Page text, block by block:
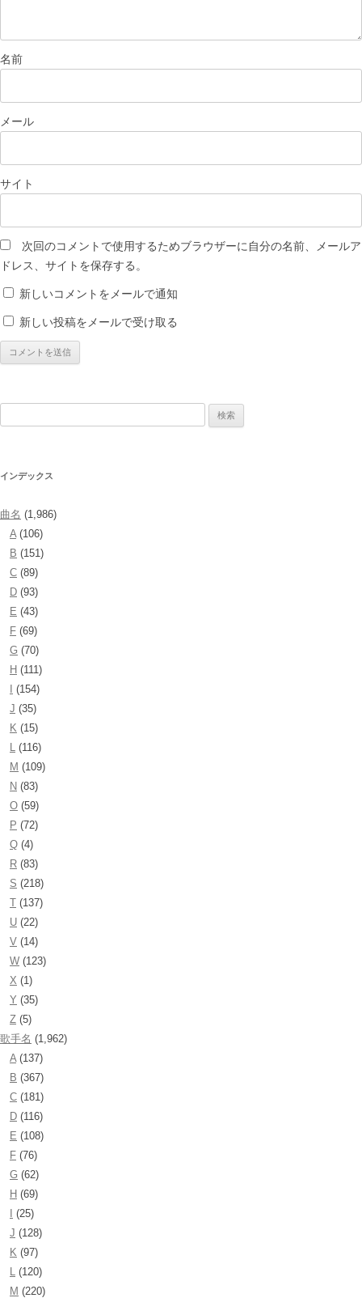
名前
メール
サイト
次回のコメントで使用するためブラウザーに自分の名前、メールア
ドレス、サイトを保存する。
新しいコメントをメールで通知
新しい投稿をメールで受け取る
インデックス
曲名 (1,986)
A(106)
B (151)
C (89)
D (93)
E (43)
F (69)
G (70)
H (111)
(154)
J (35)
K (15)
L (116)
M (109)
N (83)
O (59)
P (72)
Q (4)
R (83)
S (218)
T (137)
U (22)
V (14)
W (123)
X (1)
Y (35)
Z (5)
歌手名 (1,962)
A(137)
B (367)
C (181)
D (116)
E (108)
F (76)
G (62)
H (69)
(25)
J (128)
K (97)
L (120)
M (220)